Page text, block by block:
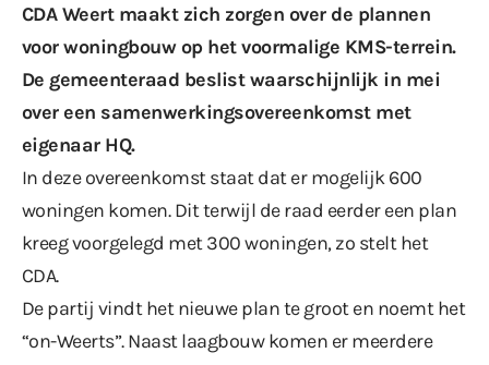
CDA Weert maakt zich zorgen over de plannen
voor woningbouw op het voormalige KMS-terrein.
De gemeenteraad beslist waarschijnlijk in mei
over een samenwerkingsovereenkomst met
eigenaar HQ.
In deze overeenkomst staat dat er mogelijk 600
woningen komen. Dit terwijl de raad eerder een plan
kreeg voorgelegd met 300 woningen, zo stelt het
CDA.
De partij vindt het nieuwe plan te groot en noemt het
“on-Weerts”. Naast laagbouw komen er meerdere